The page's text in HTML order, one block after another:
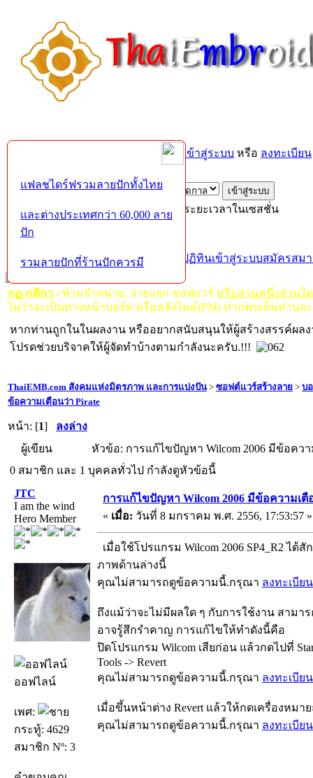
กรุณา เข้าสู่ระบบ หรือ ลงทะเบียน
เข้าสู่ระบบด้วยชื่อผู้ใช้ รหัสผ่าน และระยะเวลาในเซสชั่น
หน้าแรก เว็บบอร์ด ช่วยเหลือ ปฏิทินเข้าสู่ระบบสมัครสม
กฏ-กติกา : ห้ามจำหน่าย, จ่ายแจก ซอฟแวร์ หรือส่วนหนึ่งส่วนใ
ไม่ว่าจะเป็นทางหน้าบอร์ด หรือหลังไมค์(PM) หากพบเห็นท่านจ
หากท่านถูกในในผลงาน หรืออยากสนับสนุนให้ผู้สร้างสรรค์ผล
โปรดช่วยบริจาคให้ผู้จัดทำบ้างตามกำลังนะครับ.!!!
ThaiEMB.com สังคมแห่งมิตรภาพ และการแบ่งปัน> ซอฟต์แวร์สร้างลาย > บ
ข้อความเตือนว่า Pirate
หน้า: [1] ลงล่าง
ผู้เขียน
หัวข้อ: การแก้ไขปัญหา Wilcom 2006 มีข้อควา
0 สมาชิก และ 1 บุคคลทั่วไป กำลังดูหัวข้อนี้
JTC
I am the wind
Hero Member
ออฟไลน์
เพศ:
กระทู้: 4629
สมาชิก Nº: 3
การแก้ไขปัญหา Wilcom 2006 มีข้อความเตื
« เมื่อ: วันที่ 8 มกราคม พ.ศ. 2556, 17:53:57 »
เมื่อใช้โปรแกรม Wilcom 2006 SP4_R2 ไ
ภาพด้านล่างนี้
คุณไม่สามารถดูข้อความนี้.กรุณา ลงทะเบียน
ถึงแม้ว่าจะไม่มีผลใด ๆ กับการใช้งาน สามา
อาจรู้สึกรำคาญ การแก้ไขให้ทำดังนี้คือ
ปิดโปรแกรม Wilcom เสียก่อน แล้วกดไปที่
Tools -> Revert
คุณไม่สามารถดูข้อความนี้.กรุณา ลงทะเบียน
เมื่อขึ้นหน้าต่าง Revert แล้วให้กดเครื่องหม
คุณไม่สามารถดูข้อความนี้.กรุณา ลงทะเบียน
แฟลชไดร์ฟรวมลายปักทั้งไทย
และต่างประเทศกว่า 60,000 ลาย
ปัก
รวมลายปักที่ร้านปักควรมี